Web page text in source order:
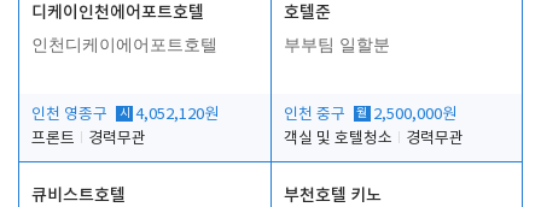
디케이인천에어포트호텔
인천디케이에어포트호텔
인천 영종구 시 4,052,120원
프론트
경력무관
호텔준
부부팀 일할분
인천 중구 월 2,500,000원
객실 및 호텔청소
경력무관
큐비스트호텔 부천호텔 키노